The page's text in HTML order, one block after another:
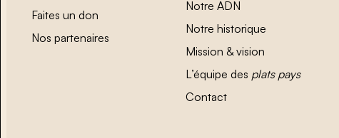
Faites un don
Nos partenaires
Notre ADN
Notre historique
Mission & vision
L’équipe des plats pays
Contact